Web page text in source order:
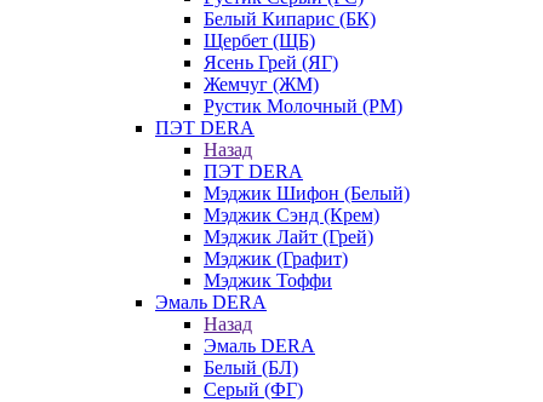
Белый Кипарис (БК)
Щербет (ЩБ)
Ясень Грей (ЯГ)
Жемчуг (ЖМ)
Рустик Молочный (РМ)
ПЭТ DERA
Назад
ПЭТ DERA
Мэджик Шифон (Белый)
Мэджик Сэнд (Крем)
Мэджик Лайт (Грей)
Мэджик (Графит)
Мэджик Тоффи
Эмаль DERA
Назад
Эмаль DERA
Белый (БЛ)
Серый (ФГ)